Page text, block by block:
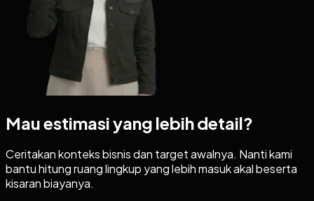
Mau estimasi yang lebih detail?
Ceritakan konteks bisnis dan target awalnya. Nanti kami
bantu hitung ruang lingkup yang lebih masuk akal beserta
kisaran biayanya.